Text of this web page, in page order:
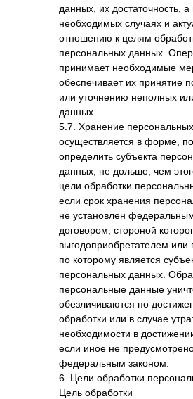
данных, их достаточность, а
необходимых случаях и
отношению к целям
персональных данных.
принимает необходимые
обеспечивает их принятие
или уточнению неполных
данных.
5.7. Хранение
осуществляется в форме,
определить субъекта
данных, не дольше, чем
цели обработки
если срок хранения
не установлен
договором, стороной
выгодоприобретателем или
по которому является
персональных данных.
персональные данные
обезличиваются по
обработки или в случае
необходимости в
если иное не
федеральным законом.
6. Цели обработки
Цель обработки